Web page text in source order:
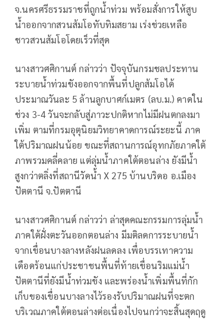
จ.นครศรีธรรมราชที่ถูกน้ำท่วม พร้อมสั่งการให้สูบ
น้ำออกจากสวนส้มโอทับทิมสยาม เร่งช่วยเหลือ
ชาวสวนส้มโอโดยเร็วที่สุด
นางสาวศศิกานต์ กล่าวว่า ปัจจุบันกรมชลประทาน
ระบายน้ำท่วมขังออกจากพื้นที่ปลูกส้มโอได้
ประมาณวันละ 5 ล้านลูกบาศก์เมตร (ลบ.ม.) คาดใน
ช่วง 3-4 วันจะกลับสู่ภาวะปกติหากไม่มีฝนตกลงมา
เพิ่ม ตามที่กรมอุตุนิยมวิทยาคาดการณ์ระยะนี้ ภาค
ใต้ปริมาณฝนน้อย ขณะที่สถานการณ์อุทกภัยภาคใต้
ภาพรวมคลี่คลาย แต่ลุ่มน้ำภาคใต้ตอนล่าง ยังมีน้ำ
สูงกว่าตลิ่งที่สถานีวัดน้ำ X 275 บ้านบริดอ อ.เมือง
ปัตตานี จ.ปัตตานี
นางสาวศศิกานต์ กล่าวว่า ล่าสุดคณะกรรมการลุ่มน้ำ
ภาคใต้ฝั่งตะวันออกตอนล่าง มีมติลดการระบายน้ำ
จากเขื่อนบางลางหลังฝนลดลง เพื่อบรรเทาความ
เดือดร้อนแก่ประชาชนพื้นที่ท้ายเขื่อนริมแม่น้ำ
ปัตตานีที่ยังมีน้ำท่วมขัง และพร่องน้ำเพิ่มพื้นที่กัก
เก็บของเขื่อนบางลางไว้รองรับปริมาณฝนที่จะตก
บริเวณภาคใต้ตอนล่างต่อเนื่องไปจนกว่าจะสิ้นสุดฤดู